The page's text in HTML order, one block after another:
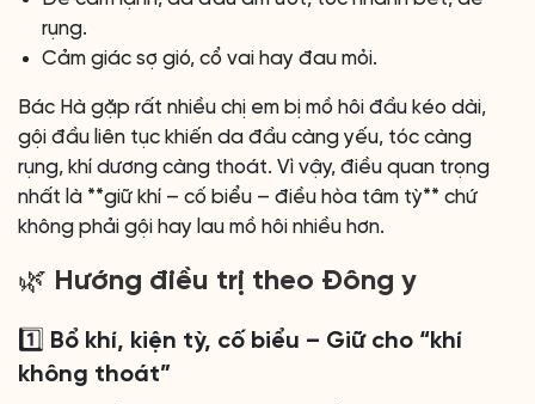
rụng.
Cảm giác sợ gió, cổ vai hay đau mỏi.
Bác Hà gặp rất nhiều chị em bị mồ hôi đầu kéo dài,
gội đầu liên tục khiến da đầu càng yếu, tóc càng
rụng, khí dương càng thoát. Vì vậy, điều quan trọng
nhất là **giữ khí – cố biểu – điều hòa tâm tỳ** chứ
không phải gội hay lau mồ hôi nhiều hơn.
🌿 Hướng điều trị theo Đông y
1️⃣ Bổ khí, kiện tỳ, cố biểu – Giữ cho “khí
không thoát”